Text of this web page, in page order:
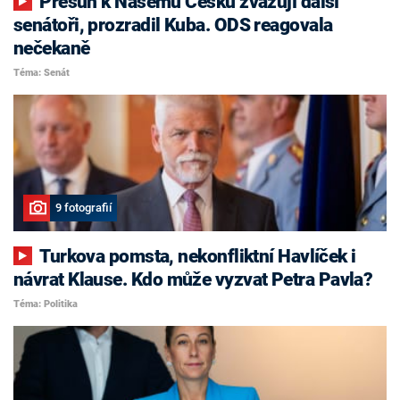
senátoři, prozradil Kuba. ODS reagovala
nečekaně
Téma: Senát
9 fotografií
Turkova pomsta, nekonfliktní Havlíček i
návrat Klause. Kdo může vyzvat Petra Pavla?
Téma: Politika